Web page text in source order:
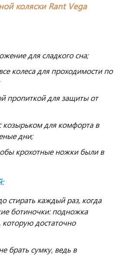
коляски Rant Vega
для сладкого сна;
колеса для проходимости по
пропиткой для защиты от
для комфорта в
дни;
крохотные ножки были в
стирать каждый раз, когда
ботиночки: подножка
которую достаточно
брать сумку, ведь в